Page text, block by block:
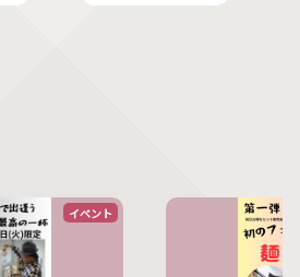
イベント